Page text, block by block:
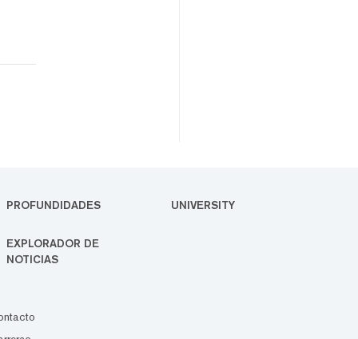
PROFUNDIDADES UNIVERSITY
EXPLORADOR DE
NOTICIAS